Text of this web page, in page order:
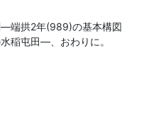
—端拱2年(989)の基本構図
稲屯田—、おわりに。